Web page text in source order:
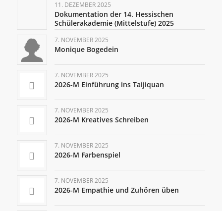
11. DEZEMBER 2025
Dokumentation der 14. Hessischen
Schülerakademie (Mittelstufe) 2025
7. NOVEMBER 2025
Monique Bogedein
7. NOVEMBER 2025
2026-M Einführung ins Taijiquan
7. NOVEMBER 2025
2026-M Kreatives Schreiben
7. NOVEMBER 2025
2026-M Farbenspiel
7. NOVEMBER 2025
2026-M Empathie und Zuhören üben